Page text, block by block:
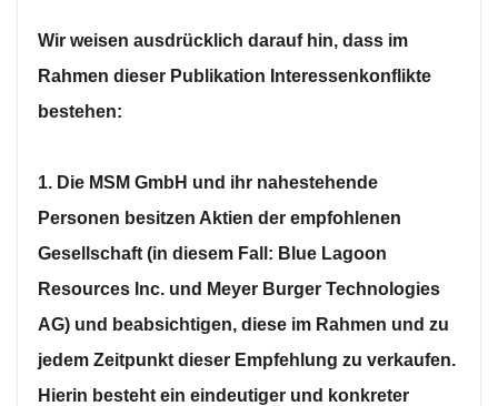
Wir weisen ausdrücklich darauf hin, dass im
Rahmen dieser Publikation Interessenkonflikte
bestehen:
1. Die MSM GmbH und ihr nahestehende
Personen besitzen Aktien der empfohlenen
Gesellschaft (in diesem Fall: Blue Lagoon
Resources Inc. und Meyer Burger Technologies
AG) und beabsichtigen, diese im Rahmen und zu
jedem Zeitpunkt dieser Empfehlung zu verkaufen.
Hierin besteht ein eindeutiger und konkreter